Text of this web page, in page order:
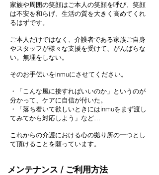
家族や周囲の笑顔はご本人の笑顔を呼び、笑顔
は不安を和らげ、生活の質を大きく高めてくれ
るはずです。
ご本人だけではなく、介護者である家族ご自身
やスタッフが様々な支援を受けて、がんばらな
い。無理をしない。
そのお手伝いをinmuにさせてください。
・「こんな風に接すればいいのか」というのが
分かって、ケアに自信が付いた。
・「落ち着いて欲しいときにはinmuをまず渡し
てみてから対応しよう」など…
これからの介護における心の拠り所の一つとし
て頂けることを願っています。
メンテナンス / ご利用方法